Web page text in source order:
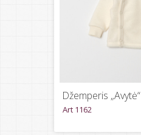
Džemperis „Avytė“
Art 1162